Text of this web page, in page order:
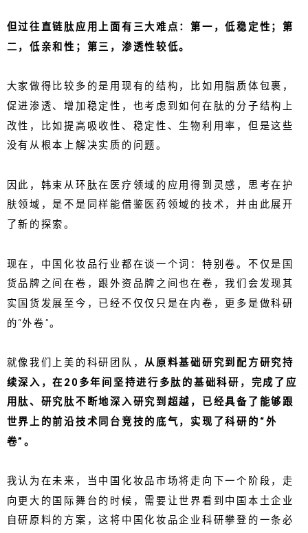
但过往直链肽应用上面有三大难点：第一，低稳定性；第
二，低亲和性；第三，渗透性较低。
大家做得比较多的是用现有的结构，比如用脂质体包裹，
促进渗透、增加稳定性，也考虑到如何在肽的分子结构上
改性，比如提高吸收性、稳定性、生物利用率，但是这些
没有从根本上解决实质的问题。
因此，韩束从环肽在医疗领域的应用得到灵感，思考在护
肤领域，是不是同样能借鉴医药领域的技术，并由此展开
了新的探索。
现在，中国化妆品行业都在谈一个词：特别卷。不仅是国
货品牌之间在卷，跟外资品牌之间也在卷，我们会发现其
实国货发展至今，已经不仅仅只是在内卷，更多是做科研
的“外卷”。
就像我们上美的科研团队，从原料基础研究到配方研究持
续深入，在20多年间坚持进行多肽的基础科研，完成了应
用肽、研究肽不断地深入研究到超越，已经具备了能够跟
世界上的前沿技术同台竞技的底气，实现了科研的“外
卷”。
我认为在未来，当中国化妆品市场将走向下一个阶段，走
向更大的国际舞台的时候，需要让世界看到中国本土企业
自研原料的方案，这将中国化妆品企业科研攀登的一条必